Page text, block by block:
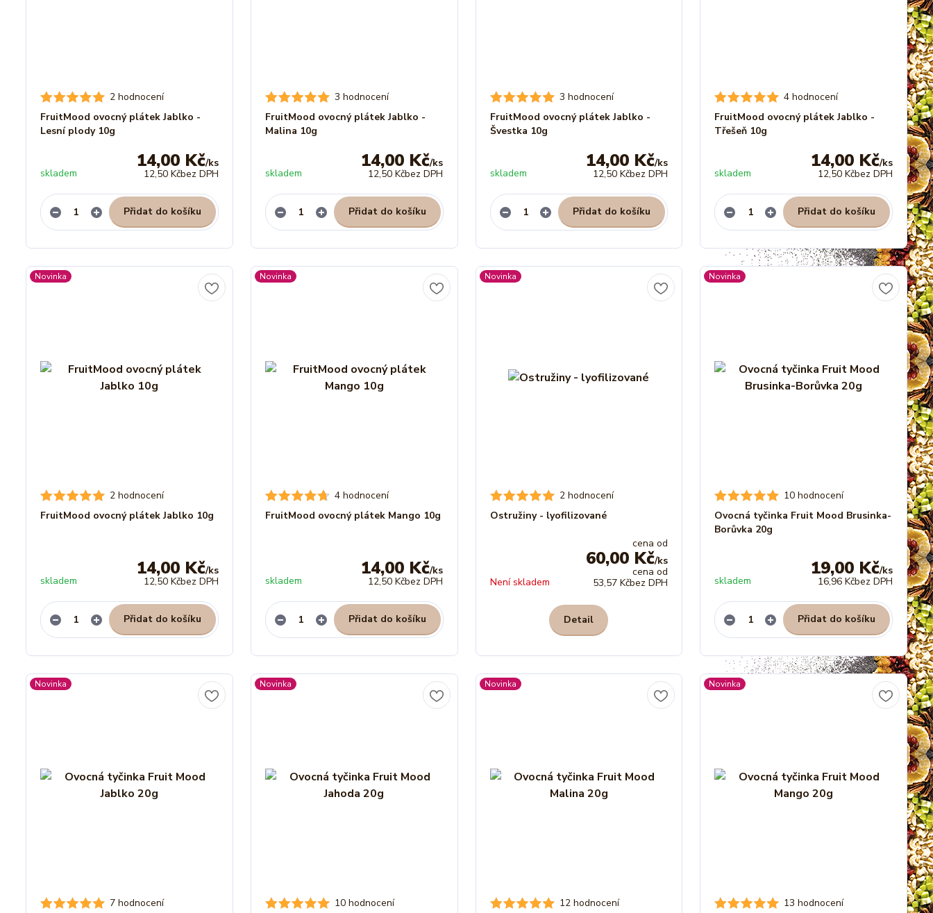
2 hodnocení
FruitMood ovocný plátek Jablko -
Lesní plody 10g
14,00 Kč/ks
12,50 Kčbez DPH
skladem
Přidat do košíku
3 hodnocení
FruitMood ovocný plátek Jablko -
Malina 10g
14,00 Kč/ks
12,50 Kčbez DPH
skladem
Přidat do košíku
3 hodnocení
FruitMood ovocný plátek Jablko -
Švestka 10g
14,00 Kč/ks
12,50 Kčbez DPH
skladem
Přidat do košíku
4 hodnocení
FruitMood ovocný plátek Jablko -
Třešeň 10g
14,00 Kč/ks
12,50 Kčbez DPH
skladem
Přidat do košíku
Novinka
2 hodnocení
FruitMood ovocný plátek Jablko 10g
14,00 Kč/ks
12,50 Kčbez DPH
skladem
Přidat do košíku
Novinka
4 hodnocení
FruitMood ovocný plátek Mango 10g
14,00 Kč/ks
12,50 Kčbez DPH
skladem
Přidat do košíku
Novinka
2 hodnocení
Ostružiny - lyofilizované
cena od
60,00 Kč/ks
cena od
53,57 Kčbez DPH
Není skladem
Detail
Novinka
10 hodnocení
Ovocná tyčinka Fruit Mood Brusinka-
Borůvka 20g
19,00 Kč/ks
16,96 Kčbez DPH
skladem
Přidat do košíku
Novinka
7 hodnocení
Novinka
10 hodnocení
Novinka
12 hodnocení
Novinka
13 hodnocení